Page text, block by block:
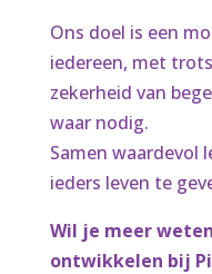
Ons doel is een
iedereen, met
zekerheid van
waar nodig.
Samen waardevol
ieders leven te
Wil je meer
ontwikkelen bij